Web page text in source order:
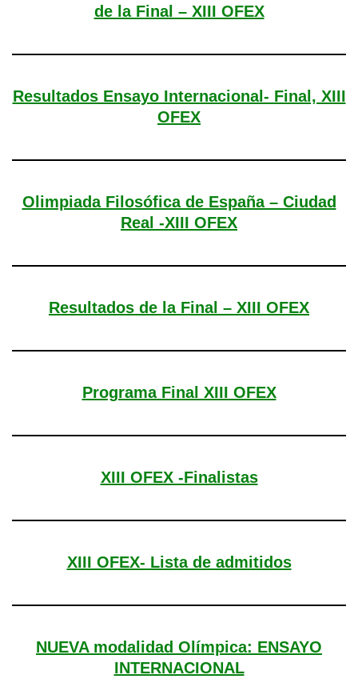
de la Final – XIII OFEX
Resultados Ensayo Internacional- Final, XIII
OFEX
Olimpiada Filosófica de España – Ciudad
Real -XIII OFEX
Resultados de la Final – XIII OFEX
Programa Final XIII OFEX
XIII OFEX -Finalistas
XIII OFEX- Lista de admitidos
NUEVA modalidad Olímpica: ENSAYO
INTERNACIONAL